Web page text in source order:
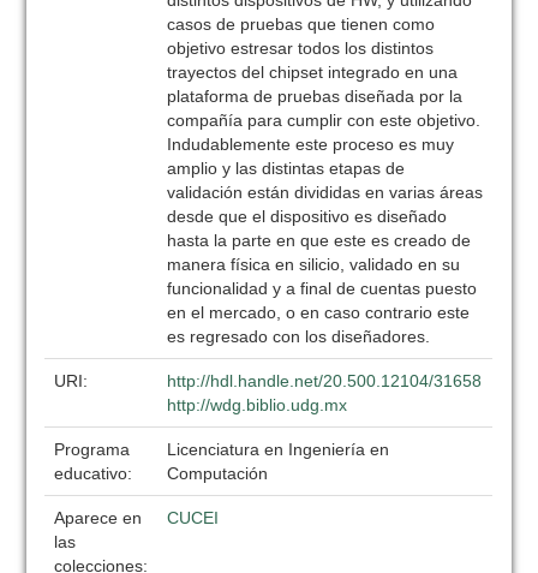
casos de pruebas que tienen como
objetivo estresar todos los distintos
trayectos del chipset integrado en una
plataforma de pruebas diseñada por la
compañía para cumplir con este objetivo.
Indudablemente este proceso es muy
amplio y las distintas etapas de
validación están divididas en varias áreas
desde que el dispositivo es diseñado
hasta la parte en que este es creado de
manera física en silicio, validado en su
funcionalidad y a final de cuentas puesto
en el mercado, o en caso contrario este
es regresado con los diseñadores.
URI:
http://hdl.handle.net/20.500.12104/31658
http://wdg.biblio.udg.mx
Programa
educativo:
Licenciatura en Ingeniería en
Computación
Aparece en
las
colecciones:
CUCEI